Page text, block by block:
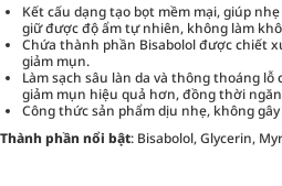
Kết cấu dạng tạo bọt mềm mại, giúp
giữ được độ ẩm tự nhiên, không làm
Chứa thành phần Bisabolol được chiết
giảm mụn.
Làm sạch sâu làn da và thông thoáng
giảm mụn hiệu quả hơn, đồng thời
Công thức sản phẩm dịu nhẹ, không
Thành phần nổi bật: Bisabolol, Glycerin,